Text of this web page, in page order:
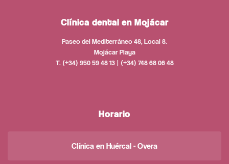
Clínica dental en Mojácar
Paseo del Mediterráneo 48, Local 8.
Mojácar Playa
T. (+34) 950 59 48 13 | (+34) 748 68 06 48
Horario
Clínica en Huércal - Overa